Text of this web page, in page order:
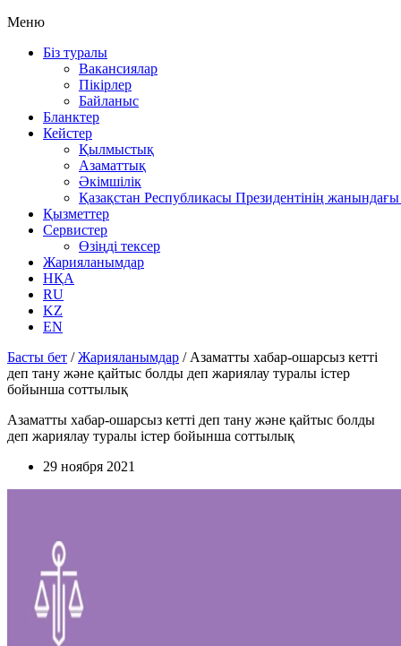
Меню
Біз туралы
Вакансиялар
Пікірлер
Байланыс
Бланктер
Кейстер
Қылмыстық
Азаматтық
Әкімшілік
Қазақстан Республикасы Президентінің
Қызметтер
Сервистер
Өзіңді тексер
Жарияланымдар
НҚА
RU
KZ
EN
Басты бет /Жарияланымдар / Азаматты хабар-ошарсыз кетті
деп тану және қайтыс болды деп жариялау туралы істер
бойынша соттылық
Азаматты хабар-ошарсыз кетті деп тану және қайтыс болды
деп жариялау туралы істер бойынша соттылық
29 ноября 2021